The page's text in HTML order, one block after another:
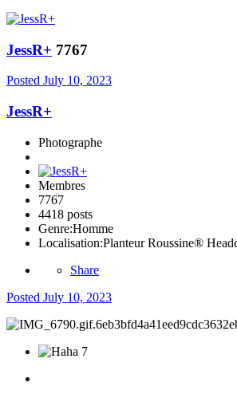
JessR+ 7767
Posted July 10, 2023
JessR+
Photographe
Membres
7767
4418 posts
Genre:Homme
Localisation:Planteur Roussine®
Share
Posted July 10, 2023
7